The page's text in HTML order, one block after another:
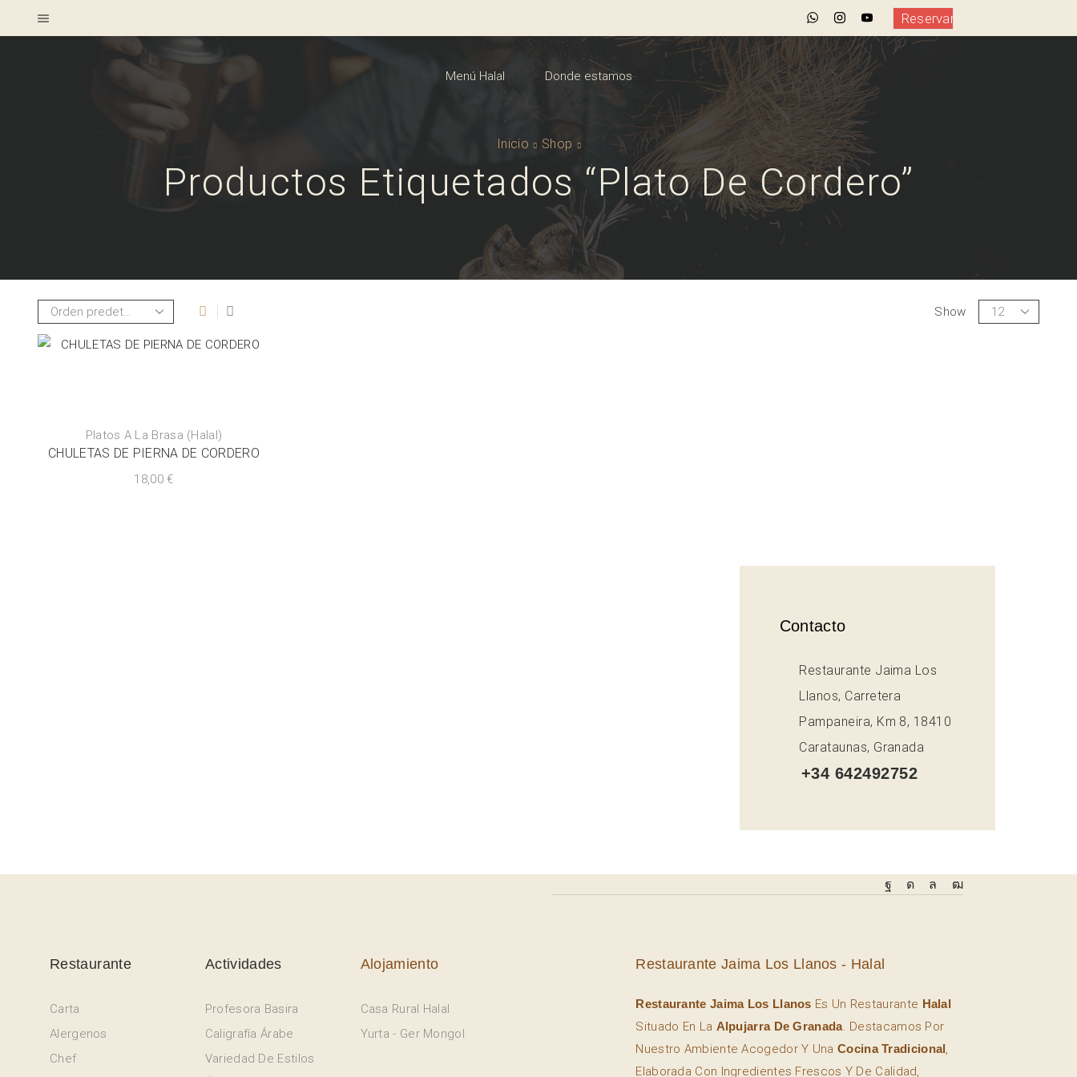
Reservar
Menú Halal Donde estamos
Inicio Shop
Productos Etiquetados “plato De Cordero”
Show
Platos A La Brasa (Halal)
CHULETAS DE PIERNA DE CORDERO
18,00€
Contacto
Restaurante Jaima Los
Llanos, Carretera
Pampaneira, Km 8, 18410
Carataunas, Granada
+34 642492752
Restaurante
Carta
Alergenos
Chef
Actividades
Profesora Basira
Caligrafía Árabe
Variedad De Estilos
Alojamiento
Casa Rural Halal
Yurta - Ger Mongol
Restaurante Jaima Los Llanos - Halal
Restaurante Jaima Los Llanos Es Un Restaurante Halal
Situado En La Alpujarra De Granada. Destacamos Por
Nuestro Ambiente Acogedor Y Una Cocina Tradicional,
Elaborada Con Ingredientes Frescos Y De Calidad,